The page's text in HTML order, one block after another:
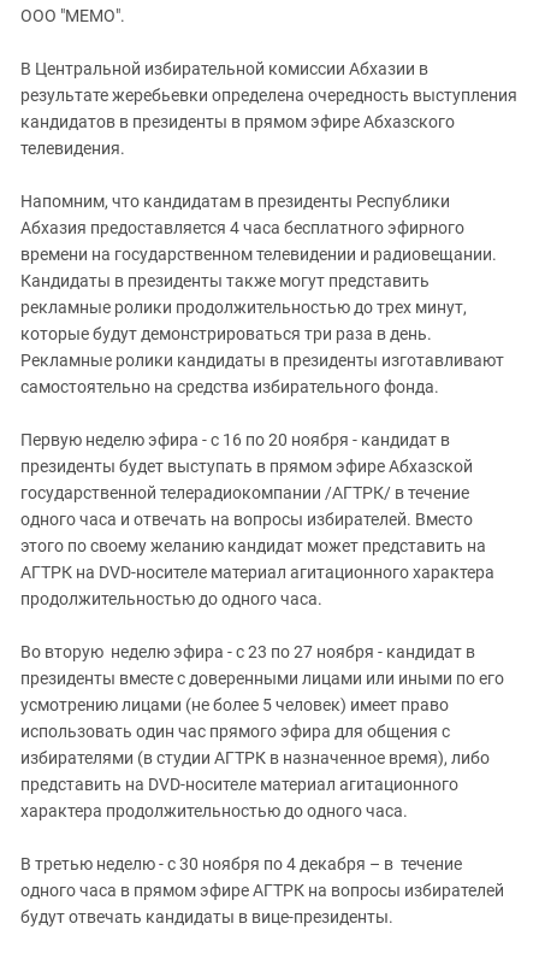
ИНАКОМЫСЛИЕ В ЧЕЧНЕ
ПРЕСЛЕДОВАНИЕ АКТИВИСТОВ
МОБИЛИЗАЦИЯ И ПРОТЕСТЫ
Дагестан
Кабардино-Балкария
Калмыкия
Краснодарский край
Российская Федерация
Ростовская область
Северная Осетия - Алания
СКФО
Ставропольский край
Чечня
Южная Осетия
Южный Кавказ
ЮФО
ООО "МЕМО".
В Центральной избирательной комиссии Абхазии в
результате жеребьевки определена очередность выступления
кандидатов в президенты в прямом эфире Абхазского
телевидения.
Напомним, что кандидатам в президенты Республики
Абхазия предоставляется 4 часа бесплатного эфирного
времени на государственном телевидении и радиовещании.
Кандидаты в президенты также могут представить
рекламные ролики продолжительностью до трех минут,
которые будут демонстрироваться три раза в день.
Рекламные ролики кандидаты в президенты изготавливают
самостоятельно на средства избирательного фонда.
Первую неделю эфира - с 16 по 20 ноября - кандидат в
президенты будет выступать в прямом эфире Абхазской
государственной телерадиокомпании /АГТРК/ в течение
одного часа и отвечать на вопросы избирателей. Вместо
этого по своему желанию кандидат может представить на
АГТРК на DVD-носителе материал агитационного характера
продолжительностью до одного часа.
Во вторую неделю эфира - с 23 по 27 ноября - кандидат в
президенты вместе с доверенными лицами или иными по его
усмотрению лицами (не более 5 человек) имеет право
использовать один час прямого эфира для общения с
избирателями (в студии АГТРК в назначенное время), либо
представить на DVD-носителе материал агитационного
характера продолжительностью до одного часа.
В третью неделю - с 30 ноября по 4 декабря – в течение
одного часа в прямом эфире АГТРК на вопросы избирателей
будут отвечать кандидаты в вице-президенты.